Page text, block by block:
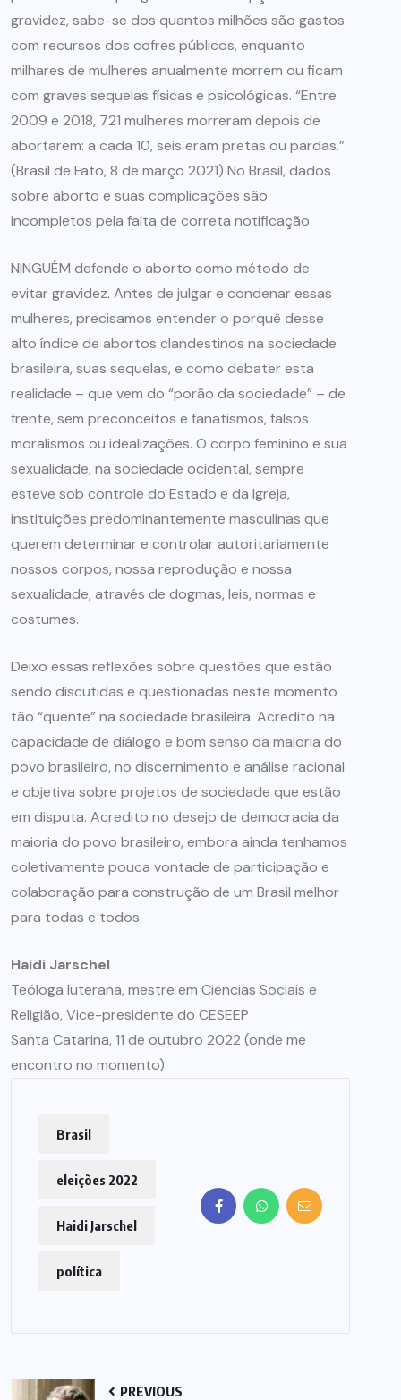
gravidez, sabe-se dos quantos milhões são gastos
com recursos dos cofres públicos, enquanto
milhares de mulheres anualmente morrem ou ficam
com graves sequelas físicas e psicológicas. “Entre
2009 e 2018, 721 mulheres morreram depois de
abortarem: a cada 10, seis eram pretas ou pardas.”
(Brasil de Fato, 8 de março 2021) No Brasil, dados
sobre aborto e suas complicações são
incompletos pela falta de correta notificação.
NINGUÉM defende o aborto como método de
evitar gravidez. Antes de julgar e condenar essas
mulheres, precisamos entender o porquê desse
alto índice de abortos clandestinos na sociedade
brasileira, suas sequelas, e como debater esta
realidade – que vem do “porão da sociedade” – de
frente, sem preconceitos e fanatismos, falsos
moralismos ou idealizações. O corpo feminino e sua
sexualidade, na sociedade ocidental, sempre
esteve sob controle do Estado e da Igreja,
instituições predominantemente masculinas que
querem determinar e controlar autoritariamente
nossos corpos, nossa reprodução e nossa
sexualidade, através de dogmas, leis, normas e
costumes.
Deixo essas reflexões sobre questões que estão
sendo discutidas e questionadas neste momento
tão “quente” na sociedade brasileira. Acredito na
capacidade de diálogo e bom senso da maioria do
povo brasileiro, no discernimento e análise racional
e objetiva sobre projetos de sociedade que estão
em disputa. Acredito no desejo de democracia da
maioria do povo brasileiro, embora ainda tenhamos
coletivamente pouca vontade de participação e
colaboração para construção de um Brasil melhor
para todas e todos.
Haidi Jarschel
Teóloga luterana, mestre em Ciências Sociais e
Religião, Vice-presidente do CESEEP
Santa Catarina, 11 de outubro 2022 (onde me
encontro no momento).
Brasil
eleições 2022
Haidi Jarschel
política
PREVIOUS